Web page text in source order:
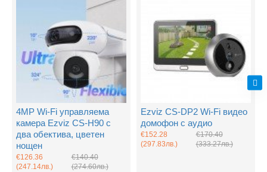
4MP Wi-Fi управляема
камера Ezviz CS-H90 с
два обектива, цветен
нощен
€126.36
(247.14лв.)
€140.40
(274.60лв.)
Ezviz CS-DP2 Wi-Fi видео
домофон с аудио
€152.28
(297.83лв.)
€170.40
(333.27лв.)